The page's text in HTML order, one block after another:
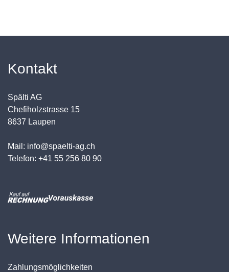
Kontakt
Spälti AG
Chefiholzstrasse 15
8637 Laupen
Mail: info@spaelti-ag.ch
Telefon: +41 55 256 80 90
Weitere Informationen
Zahlungsmöglichkeiten